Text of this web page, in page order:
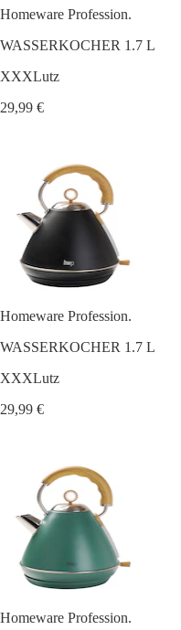
Homeware Profession.
WASSERKOCHER 1.7 L
XXXLutz
29,99 €
Homeware Profession.
WASSERKOCHER 1.7 L
XXXLutz
29,99 €
Homeware Profession.